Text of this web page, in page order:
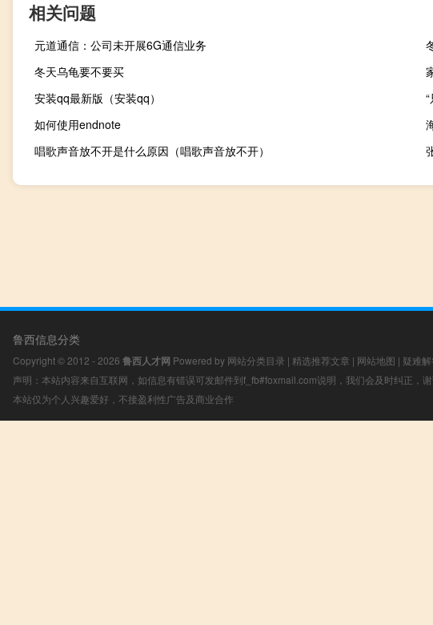
相关问题
元道通信：公司未开展6G通信业务
冬天乌龟要不要买
安装qq最新版（安装qq）
如何使用endnote
唱歌声音放不开是什么原因（唱歌声音放不开）
鲁西信息分类
Copyright © 2012 - 2026 鲁西人才网 Powered by 网站分类目录 | 精选推荐文章 | 网站地图 | 疑难
声明：本站内容来自互联网，如信息有错误可发邮件到f_fb#foxmail.com说明，我们会及时纠正，
本站仅为个人兴趣爱好，不接盈利性广告及商业合作